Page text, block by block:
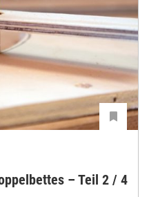
– Teil 2 / 4